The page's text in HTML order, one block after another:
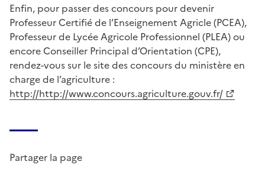
Enfin, pour passer des concours pour devenir
Professeur Certifié de l’Enseignement Agricle (PCEA),
Professeur de Lycée Agricole Professionnel (PLEA) ou
encore Conseiller Principal d’Orientation (CPE),
rendez-vous sur le site des concours du ministère en
charge de l’agriculture :
http://http://www.concours.agriculture.gouv.fr/
Partager la page